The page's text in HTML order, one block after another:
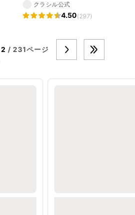
クラシル公式
4.50(297)
2 / 231ページ